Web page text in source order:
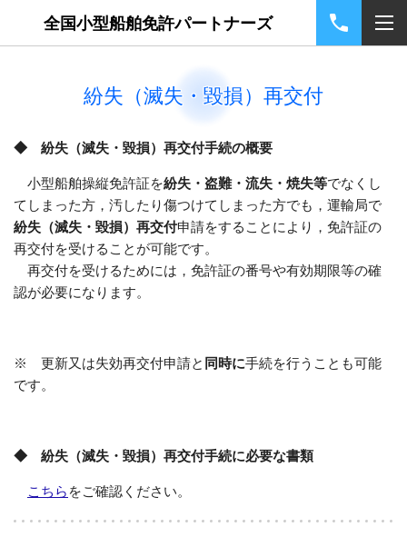
全国小型船舶免許パートナーズ
紛失（滅失・毀損）再交付
◆ 紛失（滅失・毀損）再交付手続の概要
小型船舶操縦免許証を紛失・盗難・流失・焼失等でなくし
てしまった方，汚したり傷つけてしまった方でも，運輸局で
紛失（滅失・毀損）再交付申請をすることにより，免許証の
再交付を受けることが可能です。
再交付を受けるためには，免許証の番号や有効期限等の確
認が必要になります。
※ 更新又は失効再交付申請と 同時に手続を行うことも可能
です。
◆ 紛失（滅失・毀損）再交付手続に必要な書類
こちら をご確認ください。